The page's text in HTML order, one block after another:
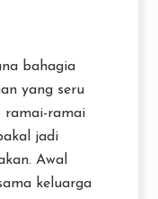
bahagia
yang seru
ramai-ramai
jadi
Awal
keluarga